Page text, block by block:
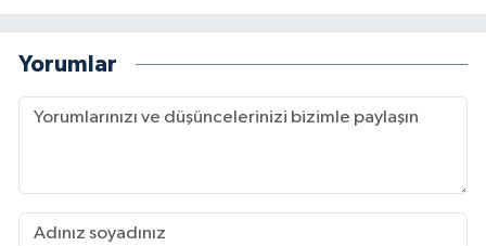
Yorumlar